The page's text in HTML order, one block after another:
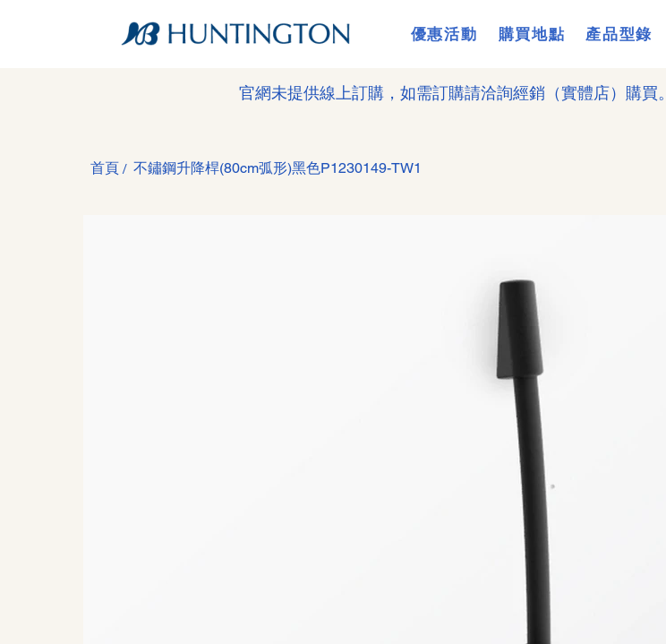
優惠活動 購買地點 產品型錄
首頁 / 不鏽鋼升降桿(80cm弧形)黑色P1230149-TW1
官網未提供線上訂購，如需訂購請洽詢經銷（實體店）購買。